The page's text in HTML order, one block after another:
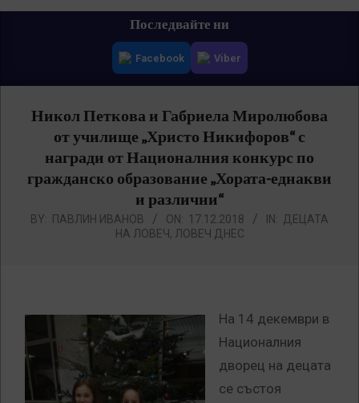
Последвайте ни
Facebook Viber
Никол Петкова и Габриела Миролюбова
от училище „Христо Никифоров“ с
награди от Националния конкурс по
гражданско образование „Хората-еднакви
и различни“
BY: ПАВЛИН ИВАНОВ ON: 17.12.2018 IN: ДЕЦАТА
НА ЛОВЕЧ, ЛОВЕЧ ДНЕС
На 14 декември в
Националния
дворец на децата
се състоя